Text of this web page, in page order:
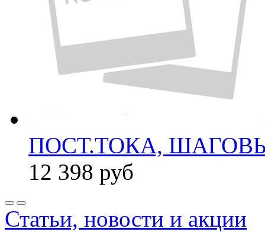
ПОСТ.ТОКА,
12 398 руб
Статьи, новости и акции